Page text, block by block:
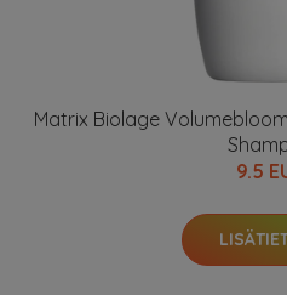
Matrix Biolage
9.5